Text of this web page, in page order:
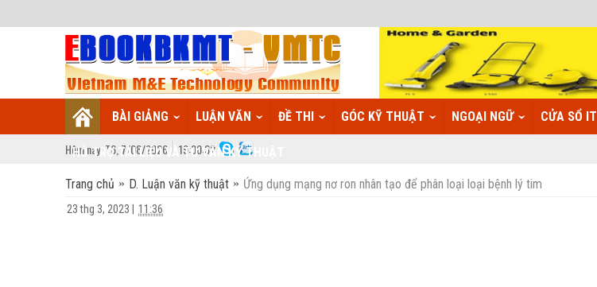
BÀI GIẢNG LUẬN VĂN ĐỀ THI GÓC KỸ THUẬT NGOẠI NGỮ CỬA SỔ IT
HỖ TRỢ TÀI LIỆU VÀ TƯ VẤN KỸ THUẬT
Hôm nay: T6, 7/08/2026 19:00:32
Trang chủ D. Luận văn kỹ thuật Ứng dụng mạng nơ ron nhân tạo để phân loại loại bệnh lý tim
23 thg 3, 2023 11:36